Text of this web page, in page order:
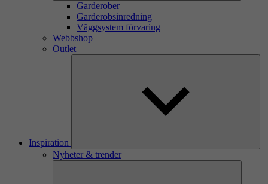
Garderober
Garderobsinredning
Väggsystem förvaring
Webbshop
Outlet
Inspiration
Nyheter & trender